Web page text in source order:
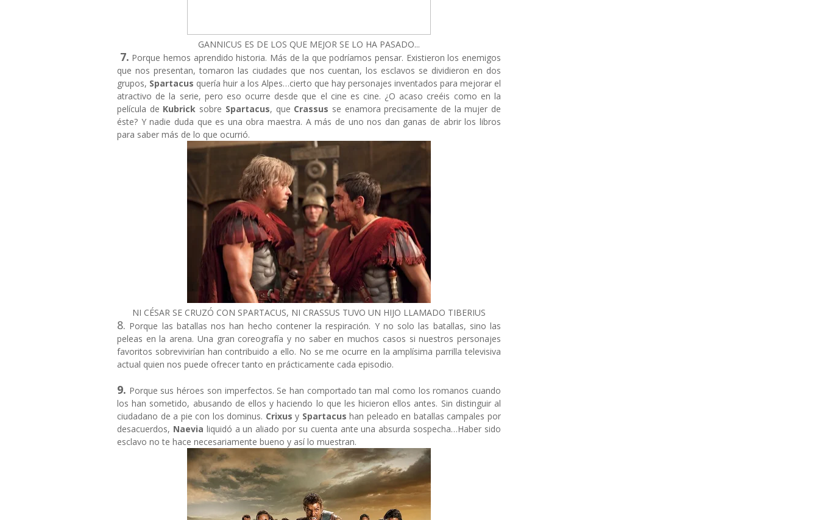
GANNICUS ES DE LOS QUE MEJOR SE LO HA PASADO...
7. Porque hemos aprendido historia. Más de la que podríamos pensar. Existieron los enemigos
que nos presentan, tomaron las ciudades que nos cuentan, los esclavos se dividieron en dos
grupos, Spartacus quería huir a los Alpes…cierto que hay personajes inventados para mejorar el
atractivo de la serie, pero eso ocurre desde que el cine es cine. ¿O acaso creéis como en la
película de Kubrick sobre Spartacus, que Crassus se enamora precisamente de la mujer de
éste? Y nadie duda que es una obra maestra. A más de uno nos dan ganas de abrir los libros
para saber más de lo que ocurrió.
NI CÉSAR SE CRUZÓ CON SPARTACUS, NI CRASSUS TUVO UN HIJO LLAMADO TIBERIUS
8. Porque las batallas nos han hecho contener la respiración. Y no solo las batallas, sino las
peleas en la arena. Una gran coreografía y no saber en muchos casos si nuestros personajes
favoritos sobrevivirían han contribuido a ello. No se me ocurre en la amplísima parrilla televisiva
actual quien nos puede ofrecer tanto en prácticamente cada episodio.
9. Porque sus héroes son imperfectos. Se han comportado tan mal como los romanos cuando
los han sometido, abusando de ellos y haciendo lo que les hicieron ellos antes. Sin distinguir al
ciudadano de a pie con los dominus. Crixus y Spartacus han peleado en batallas campales por
desacuerdos, Naevia liquidó a un aliado por su cuenta ante una absurda sospecha…Haber sido
esclavo no te hace necesariamente bueno y así lo muestran.